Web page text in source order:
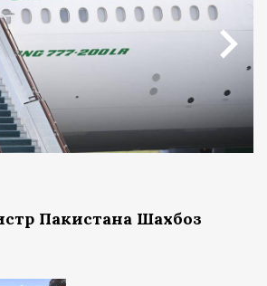
Пакистана Шахбоз